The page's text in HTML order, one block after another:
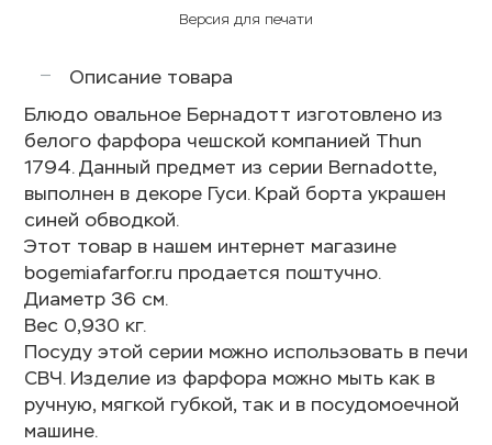
Версия для печати
Описание товара
Блюдо овальное Бернадотт изготовлено из
белого фарфора чешской компанией Thun
1794. Данный предмет из серии Bernadotte,
выполнен в декоре Гуси. Край борта украшен
синей обводкой.
Этот товар в нашем интернет магазине
bogemiafarfor.ru продается поштучно.
Диаметр 36 см.
Вес 0,930 кг.
Посуду этой серии можно использовать в печи
СВЧ. Изделие из фарфора можно мыть как в
ручную, мягкой губкой, так и в посудомоечной
машине.